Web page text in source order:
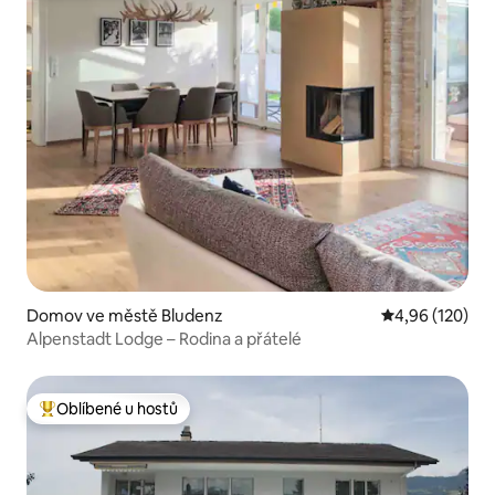
Domov ve městě Bludenz Průměrné
4,96 (120)
Alpenstadt Lodge – Rodina a přátelé
Nejlepší v kategorii Oblíbené u hostů
Oblíbené u hostů